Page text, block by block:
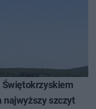
Świętokrzyskiem
najwyższy szczyt